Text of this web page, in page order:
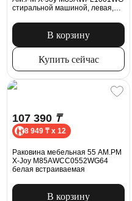
стиральной машиной, левая,
В корзину
Купить сейчас
107 390 ₸
8 949 ₸ x 12
Раковина мебельная 55 AM.PM
X-Joy M85AWCC0552WG64
белая встраиваемая
В корзину